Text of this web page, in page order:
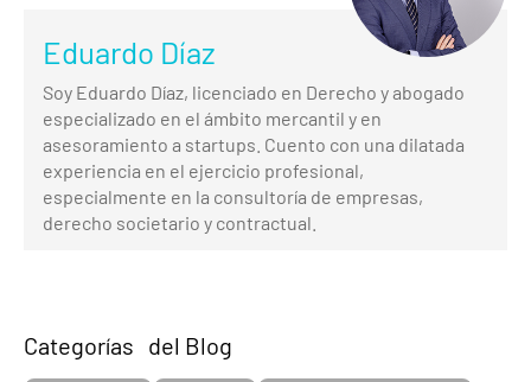
Eduardo Díaz
Soy Eduardo Díaz, licenciado en Derecho y abogado
especializado en el ámbito mercantil y en
asesoramiento a startups. Cuento con una dilatada
experiencia en el ejercicio profesional,
especialmente en la consultoría de empresas,
derecho societario y contractual.
Categorías del Blog